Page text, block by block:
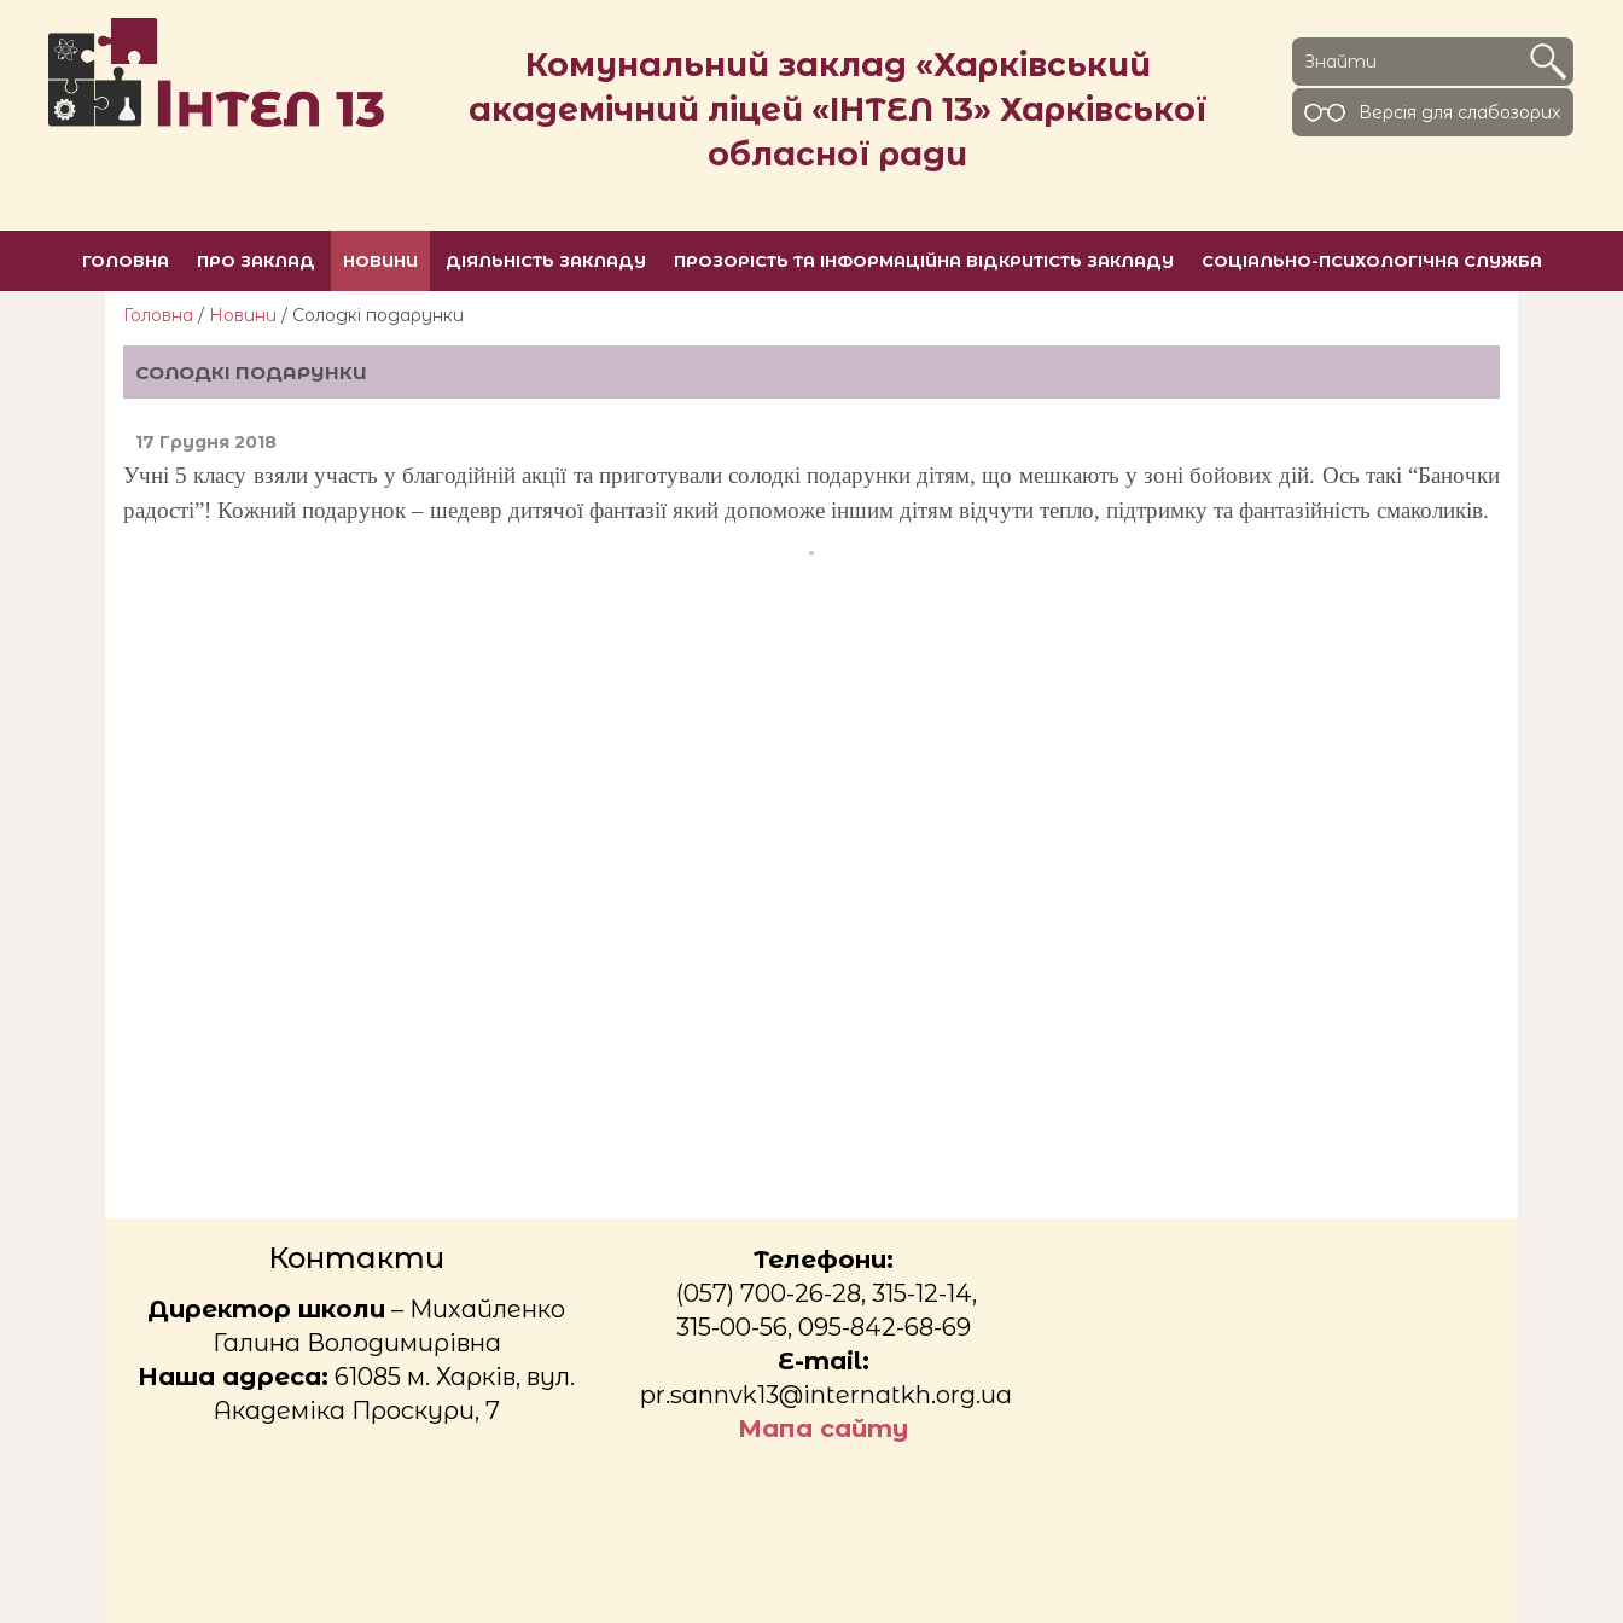
Комунальний заклад «Харківський
академічний ліцей «ІНТЕЛ 13» Харківської
обласної ради
Версiя для слабозорих
ГОЛОВНА ПРО ЗАКЛАД НОВИНИ ДІЯЛЬНІСТЬ ЗАКЛАДУ ПРОЗОРІСТЬ ТА ІНФОРМАЦІЙНА ВІДКРИТІСТЬ ЗАКЛАДУ СОЦІАЛЬНО-ПСИХОЛОГІЧНА СЛУЖБА
Головна / Новини / Солодкі подарунки
СОЛОДКІ ПОДАРУНКИ
17 Грудня 2018
Учні 5 класу взяли участь у благодійній акції та приготували солодкі подарунки дітям, що мешкають у зоні бойових дій. Ось такі “Баночки
радості”! Кожний подарунок – шедевр дитячої фантазії який допоможе іншим дітям відчути тепло, підтримку та фантазійність смаколиків.
Контакти
Директор школи – Михайленко
Галина Володимирівна
Наша адреса: 61085 м. Харків, вул.
Академіка Проскури, 7
Телефони:
(057) 700-26-28, 315-12-14,
315-00-56, 095-842-68-69
E-mail:
pr.sannvk13@internatkh.org.ua
Мапа сайту